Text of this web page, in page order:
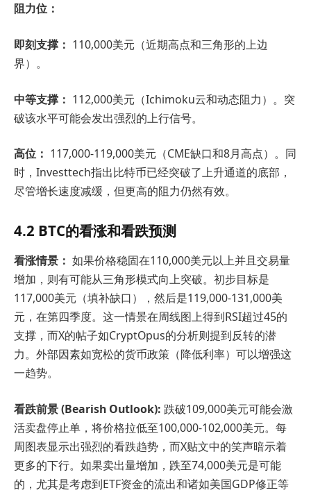
阻力位：
即刻支撑： 110,000美元（近期高点和三角形的上边
界）。
中等支撑： 112,000美元（Ichimoku云和动态阻力）。突
破该水平可能会发出强烈的上行信号。
高位： 117,000-119,000美元（CME缺口和8月高点）。同
时，Investtech指出比特币已经突破了上升通道的底部，
尽管增长速度减缓，但更高的阻力仍然有效。
4.2 BTC的看涨和看跌预测
看涨情景： 如果价格稳固在110,000美元以上并且交易量
增加，则有可能从三角形模式向上突破。初步目标是
117,000美元（填补缺口），然后是119,000-131,000美
元，在第四季度。这一情景在周线图上得到RSI超过45的
支撑，而X的帖子如CryptOpus的分析则提到反转的潜
力。外部因素如宽松的货币政策（降低利率）可以增强这
一趋势。
看跌前景 (Bearish Outlook): 跌破109,000美元可能会激
活卖盘停止单，将价格拉低至100,000-102,000美元。每
周图表显示出强烈的看跌趋势，而X贴文中的笑声暗示着
更多的下行。如果卖出量增加，跌至74,000美元是可能
的，尤其是考虑到ETF资金的流出和诸如美国GDP修正等